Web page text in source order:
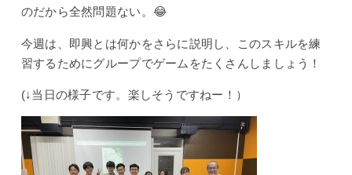
のだから全然問題ない。😂
今週は、即興とは何かをさらに説明し、このスキルを練
習するためにグループでゲームをたくさんしましょう！
(↓当日の様子です。楽しそうですねー！）